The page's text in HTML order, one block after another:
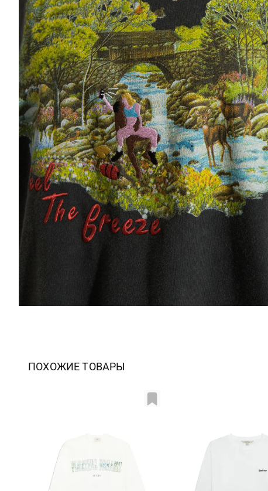
ПОХОЖИЕ ТОВАРЫ